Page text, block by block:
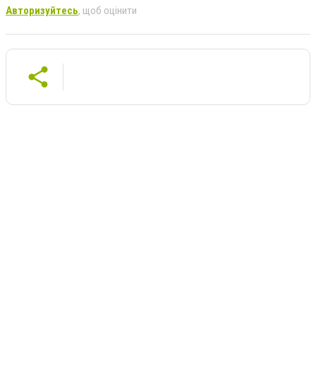
Авторизуйтесь, щоб оцінити